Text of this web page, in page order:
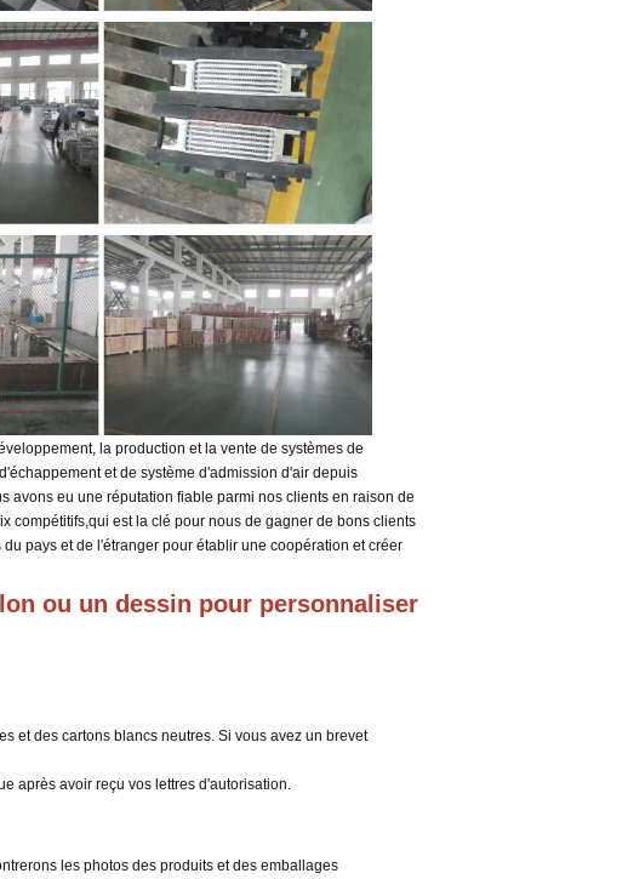
la production et la vente de systèmes de
et de système d'admission d'air depuis
avons eu une réputation fiable parmi nos clients en raison de
compétitifs,qui est la clé pour nous de gagner de bons clients
pays et de l'étranger pour établir une coopération et créer
ou un dessin pour personnaliser
et des cartons blancs neutres. Si vous avez un brevet
après avoir reçu vos lettres d'autorisation.
les photos des produits et des emballages